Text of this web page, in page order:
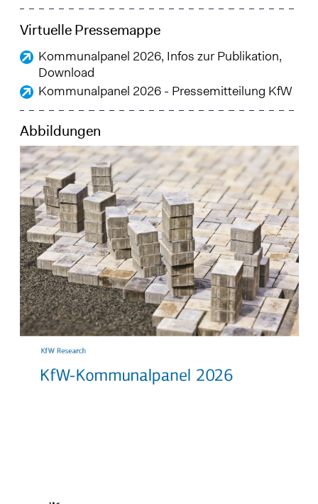
Virtuelle Pressemappe
Kommunalpanel 2026, Infos zur Publikation,
Download
Kommunalpanel 2026 - Pressemitteilung KfW
Abbildungen